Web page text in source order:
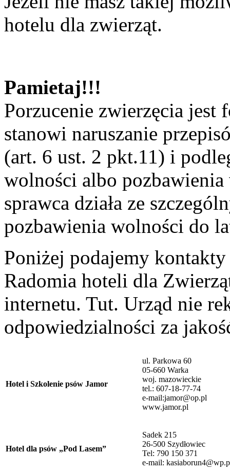
hotelu dla zwierząt.
Pamietaj!!!
Porzucenie zwierzęcia jest
stanowi naruszanie
(art. 6 ust. 2 pkt.11) i
wolności albo
sprawca działa ze
pozbawienia wolności do
Poniżej podajemy
Radomia hoteli dla
internetu. Tut. Urząd nie
odpowiedzialności za
Hotel i Szkolenie psów Jamor
ul. Parkowa 60
05-660 Warka
woj. mazowieckie
tel.: 607-18-77-74
e-mail:jamor@op.pl
www.jamor.pl
Hotel dla psów „Pod Lasem”
Sadek 215
26-500 Szydłowiec
Tel: 790 150 371
e-mail: